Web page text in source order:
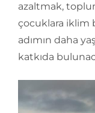
azaltmak,
çocuklara iklim
adımın daha
katkıda